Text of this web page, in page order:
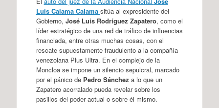
Luis Calama Calama sitúa al expresidente del
Gobierno, José Luis Rodríguez Zapatero, como el
líder estratégico de una red de tráfico de influencias
financiada, entre otras muchas cosas, con el
rescate supuestamente fraudulento a la compañía
venezolana Plus Ultra. En el complejo de la
Moncloa se impone un silencio sepulcral, marcado
por el pánico de Pedro Sánchez a lo que un
Zapatero acorralado pueda revelar sobre los
pasillos del poder actual o sobre él mismo.